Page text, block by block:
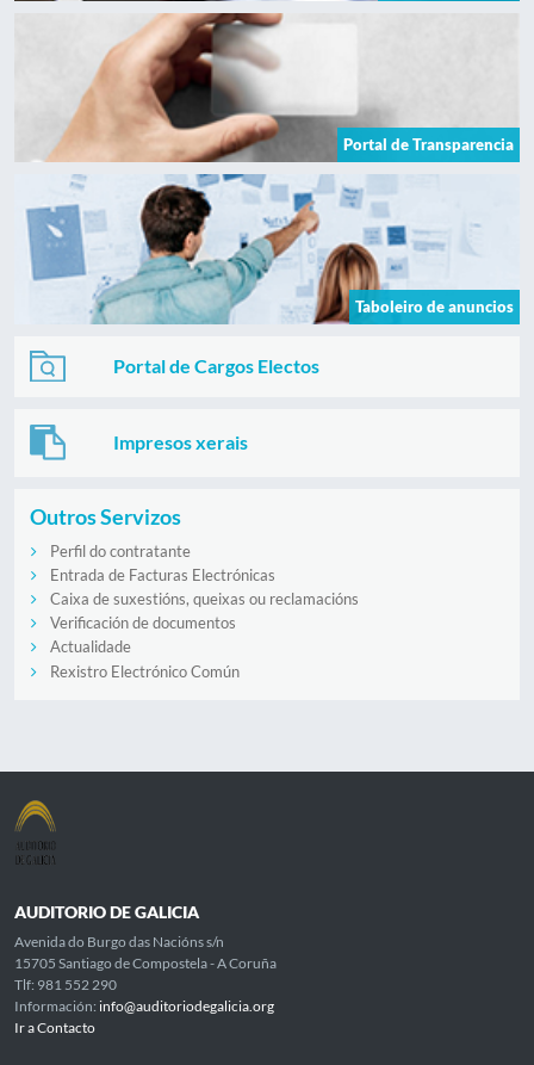
Portal de Transparencia
Taboleiro de anuncios
Portal de Cargos Electos
Impresos xerais
Outros Servizos
Perfil do contratante
Entrada de Facturas Electrónicas
Caixa de suxestións, queixas ou reclamacións
Verificación de documentos
Actualidade
Rexistro Electrónico Común
AUDITORIO DE GALICIA
Avenida do Burgo das Nacións s/n
15705 Santiago de Compostela - A Coruña
Tlf: 981 552 290
Información: info@auditoriodegalicia.org
Ir a Contacto